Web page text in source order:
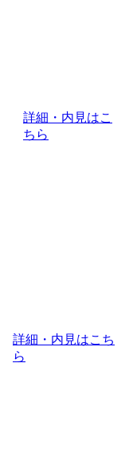
詳細・内見はこ
ちら
詳細・内見はこち
ら